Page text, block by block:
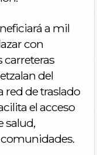
a mil
con
carreteras
del
red de traslado
el acceso
salud,